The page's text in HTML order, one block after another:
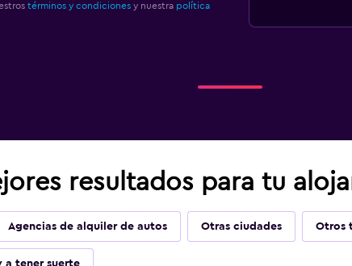
términos y condicionesy nuestra política
resultados para tu
Agencias de alquiler de autos Otras ciudades Otros
a tener suerte